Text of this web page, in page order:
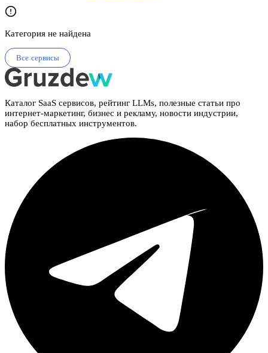
Категория не найдена
Все сервисы
Каталог SaaS сервисов, рейтинг LLMs, полезные статьи про
интернет-маркетинг, бизнес и рекламу, новости индустрии,
набор бесплатных инструментов.